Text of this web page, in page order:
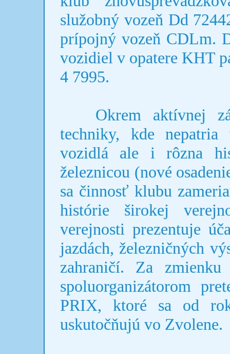
služobný vozeň Dd
prípojný vozeň CDLm.
vozidiel v opatere KHT
4 7995.
Okrem aktívnej
techniky, kde
vozidlá ale i rôzna
železnicou (nové
sa činnosť klubu
histórie širokej
verejnosti prezentuje
jazdách, železničných
zahraničí. Za
spoluorganizátorom
PRIX, ktoré sa od
uskutočňujú vo Zvolene.